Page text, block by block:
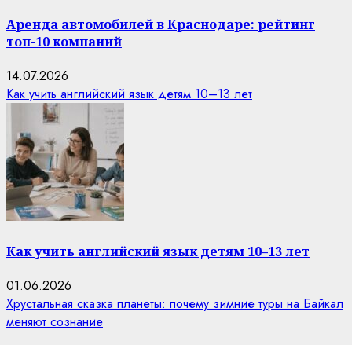
Аренда автомобилей в Краснодаре: рейтинг
топ-10 компаний
14.07.2026
Как учить английский язык детям 10–13 лет
Как учить английский язык детям 10–13 лет
01.06.2026
Хрустальная сказка планеты: почему зимние туры на Байкал
меняют сознание